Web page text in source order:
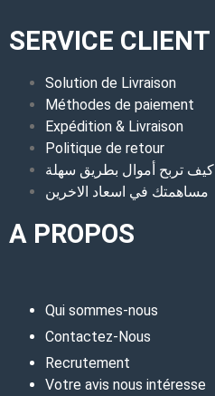
SERVICE CLIENT
Solution de Livraison
Méthodes de paiement
Expédition & Livraison
Politique de retour
كيف تربح أموال بطريق سهلة
مساهمتك في اسعاد الاخرين
A PROPOS
Qui sommes-nous
Contactez-Nous
Recrutement
Votre avis nous intéresse